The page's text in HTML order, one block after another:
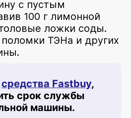
с пустым
100 г лимонной
ложки соды.
поломки ТЭНа и других
средства Fastbuy,
срок службы
машины.